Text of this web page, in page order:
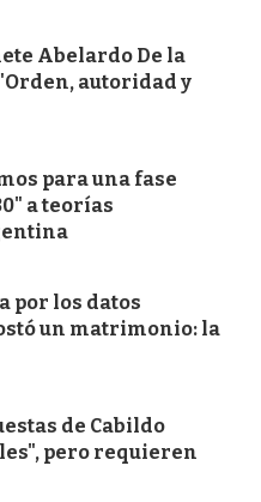
Abelardo De la
autoridad y
para una fase
a teorías
por los datos
un matrimonio: la
de Cabildo
pero requieren